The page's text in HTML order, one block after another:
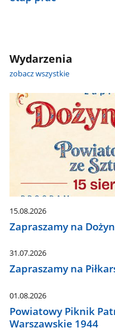
Wydarzenia
zobacz wszystkie
15.08.2026
Zapraszamy na
31.07.2026
Zapraszamy na
01.08.2026
Powiatowy Piknik
Warszawskie 1944